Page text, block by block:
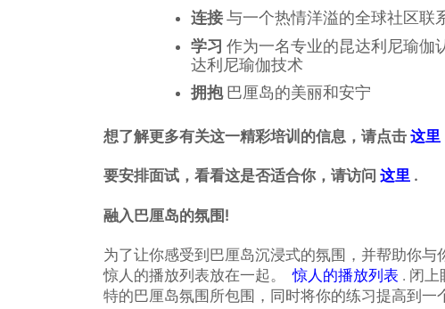
连接与一个热情洋溢的全球社区联
学习 作为一名专业的昆达利尼瑜伽
达利尼瑜伽技术
拥抱巴厘岛的美丽和安宁
想了解更多有关这一精彩培训的信息，请点击 这里
要安排面试，看看这是否适合你，请访问 这里 .
融入巴厘岛的氛围!
为了让你感受到巴厘岛沉浸式的氛围，并帮助你与
惊人的播放列表放在一起。
惊人的播放列表 . 闭上
特的巴厘岛氛围所包围，同时将你的练习提高到一